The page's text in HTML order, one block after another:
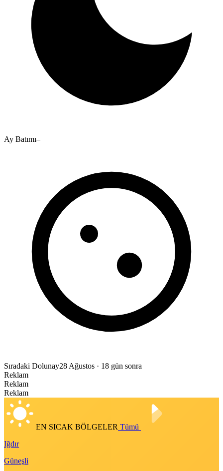
Ay Batımı–
Sıradaki Dolunay28 Ağustos · 18 gün sonra
Reklam
Reklam
Reklam
EN SICAK BÖLGELER Tümü
Iğdır
Güneşli